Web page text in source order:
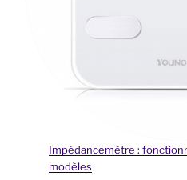
Impédancemètre :
modèles